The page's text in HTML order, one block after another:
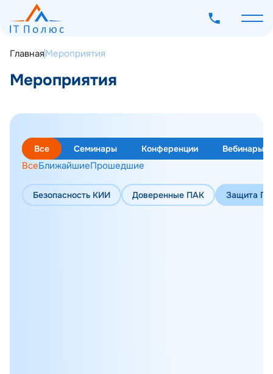
О компании
Программное обеспечение
Мероприятия
ГлавнаяМероприятия
Мероприятия
Все Семинары Конференции Вебинары
ВсеБлижайшиеПрошедшие
Безопасность КИИ Доверенные ПАК Защита